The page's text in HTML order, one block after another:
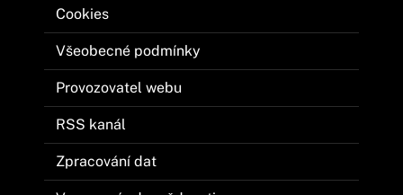
Cookies
Všeobecné podmínky
Provozovatel webu
RSS kanál
Zpracování dat